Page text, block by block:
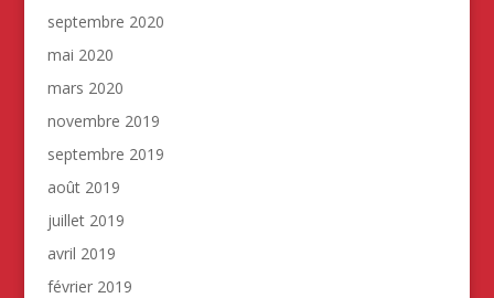
septembre 2020
mai 2020
mars 2020
novembre 2019
septembre 2019
août 2019
juillet 2019
avril 2019
février 2019